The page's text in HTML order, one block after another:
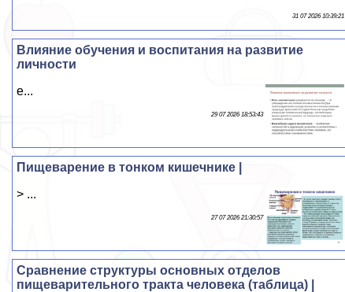
31 07 2026 10:39:21
Влияние обучения и воспитания на развитие
личности
е...
29 07 2026 18:53:43
Пищеварение в тонком кишечнике |
> ...
27 07 2026 21:30:57
Сравнение структуры основных отделов
пищеварительного тракта человека (таблица) |